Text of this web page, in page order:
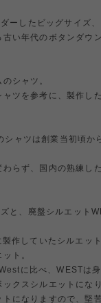
ーしたビッグサイズ
い年代のボタンダウ
シャツ。
ツを参考に、製作し
ャツは創業当初頃か
らず、国内の熟練し
と、廃盤シルエット
作していたシルエッ
ト。
に比べ、WESTは
クスシルエットになり
になりますので、堅